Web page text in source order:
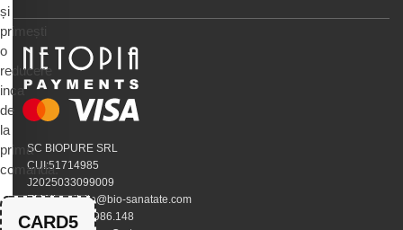
SC BIOPURE SRL
CUI:51714985
J2025033099009
EMAIL:calivita@bio-sanatate.com
Telefon:0745.986.148
și
primești
o
reducere
inca
de
la
prima
comandă.
CARD5